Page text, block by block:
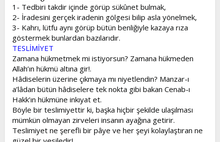
1- Tedbiri takdir içinde görüp sükûnet bulmak,
2- İradesini gerçek iradenin gölgesi bilip asla yönelmek,
3- Kahrı, lütfu aynı görüp bütün benliğiyle kazaya rıza
göstermek bunlardan bazılarıdır.
TESLİMİYET
Zamana hükmetmek mi istiyorsun? Zamana hükmeden
Allah’ın hükmü altına gir!.
Hâdiselerin üzerine çıkmaya mı niyetlendin? Manzar-ı
a’lâdan bütün hâdiselere tek nokta gibi bakan Cenab-ı
Hakk’ın hükmüne inkıyat et.
Böyle bir teslimiyettir ki, başka hiçbir şekilde ulaşılması
mümkün olmayan zirveleri insanın ayağına getirir.
Teslimiyet ne şerefli bir pâye ve her şeyi kolaylaştıran ne